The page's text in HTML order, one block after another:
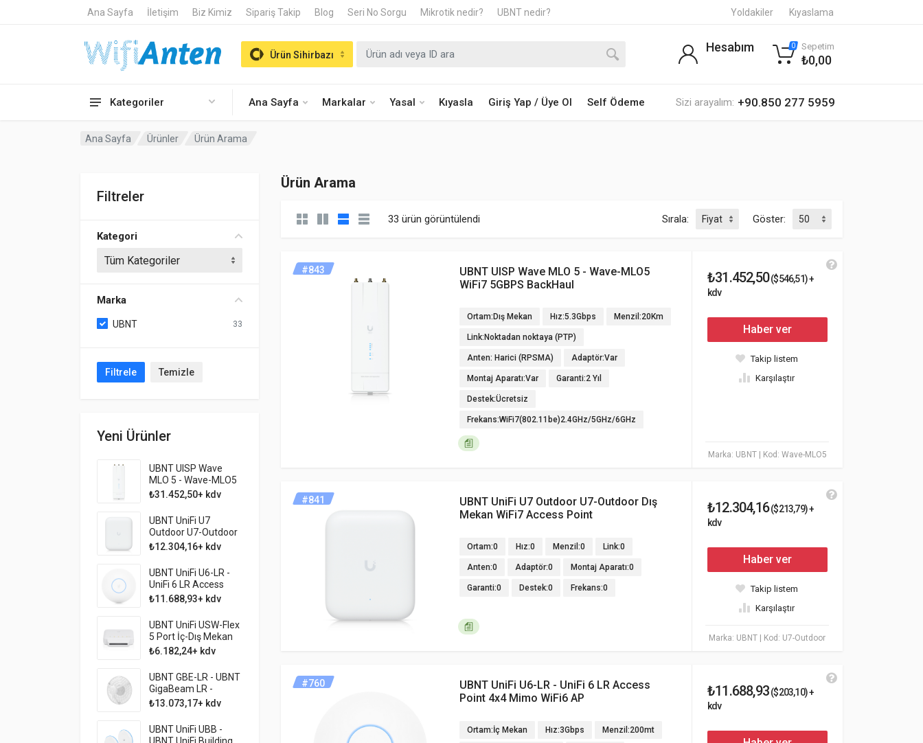
Ana Sayfa İletişim Biz Kimiz Sipariş Takip Blog Seri No Sorgu Mikrotik nedir? UBNT nedir? Yoldakiler Kıyaslama
Kategoriler Ana Sayfa Markalar Yasal Kıyasla Giriş Yap / Üye Ol Self Ödeme Sizi arayalım: +90.850 277 5959
Ürün Sihirbazı
Hesabım 0 Sepetim
₺0,00
Ana Sayfa Ürünler Ürün Arama
Filtreler
Kategori
Marka
UBNT 33
Filtrele Temizle
Yeni Ürünler
UBNT UISP Wave
MLO 5 - Wave-MLO5
WiFi7 5GBPS
BackHaul
₺31.452,50+ kdv
UBNT UniFi U7
Outdoor U7-Outdoor
Dış Mekan WiFi7
Access Point
₺12.304,16+ kdv
UBNT UniFi U6-LR -
UniFi 6 LR Access
Point 4x4 Mimo WiFi6
₺11.688,93+ kdv
UBNT UniFi USW-Flex
5 Port İç-Dış Mekan
PoE Yönetilebilir
₺6.182,24+ kdv
UBNT GBE-LR - UBNT
GigaBeam LR -
60GHz 2 KM - 1GBPS
PTP LINK
₺13.073,17+ kdv
UBNT UniFi UBB -
UBNT UniFi Building
Ürün Arama
33 ürün görüntülendi Sırala: Göster:
Marka: UBNT | Kod: Wave-MLO5
#843
UBNT UISP Wave MLO 5 - Wave-MLO5
WiFi7 5GBPS BackHaul
Ortam:Dış Mekan Hız:5.3Gbps Menzil:20Km
Link:Noktadan noktaya (PTP)
Anten: Harici (RPSMA) Adaptör:Var
Montaj Aparatı:Var Garanti:2 Yıl
Destek:Ücretsiz
Frekans:WiFi7(802.11be)2.4GHz/5GHz/6GHz
₺31.452,50($546,51) +
kdv
Haber ver
Takip listem
Karşılaştır
Marka: UBNT | Kod: U7-Outdoor
#841
UBNT UniFi U7 Outdoor U7-Outdoor Dış
Mekan WiFi7 Access Point
Ortam:0 Hız:0 Menzil:0 Link:0
Anten:0 Adaptör:0 Montaj Aparatı:0
Garanti:0 Destek:0 Frekans:0
₺12.304,16($213,79) +
kdv
Haber ver
Takip listem
Karşılaştır
#760
UBNT UniFi U6-LR - UniFi 6 LR Access
Point 4x4 Mimo WiFi6 AP
Ortam:İç Mekan Hız:3Gbps Menzil:200mt
₺11.688,93($203,10) +
kdv